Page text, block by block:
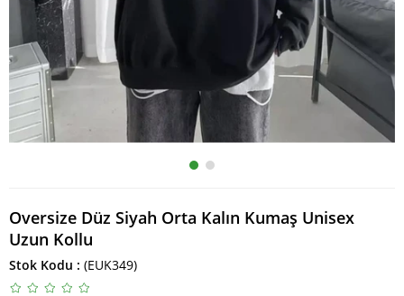
Oversize Düz Siyah Orta Kalın Kumaş Unisex
Uzun Kollu
Stok Kodu (EUK349)